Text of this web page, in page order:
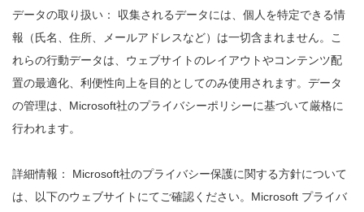
データの取り扱い： 収集されるデータには、個人を特定できる情
報（氏名、住所、メールアドレスなど）は一切含まれません。こ
れらの行動データは、ウェブサイトのレイアウトやコンテンツ配
置の最適化、利便性向上を目的としてのみ使用されます。データ
の管理は、Microsoft社のプライバシーポリシーに基づいて厳格に
行われます。
詳細情報： Microsoft社のプライバシー保護に関する方針について
は、以下のウェブサイトにてご確認ください。 Microsoft プライバ